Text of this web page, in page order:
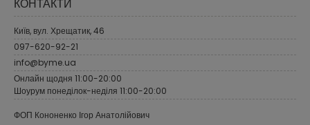
КОНТАКТИ
Київ, вул. Хрещатик, 46
097-620-92-21
info@byme.ua
Онлайн щодня 11:00-20:00
Шоурум понеділок-неділя 11:00-20:00
ФОП Кононенко Ігор Анатолійович